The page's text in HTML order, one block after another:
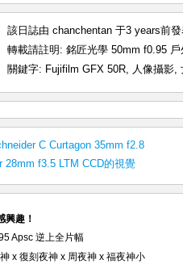
該日誌由 chanchentan 于3 years前
轉載請註明: 銘匠光學 50mm f0.95
關鍵字: Fujifilm GFX 50R, 人像攝影,
C Curtagon 35mm f2.8
28mm f3.5 LTM CCD的視覺
興趣！
Apsc 逆上全片幅
x 復刻夜神 x 周夜神 x 福夜神小